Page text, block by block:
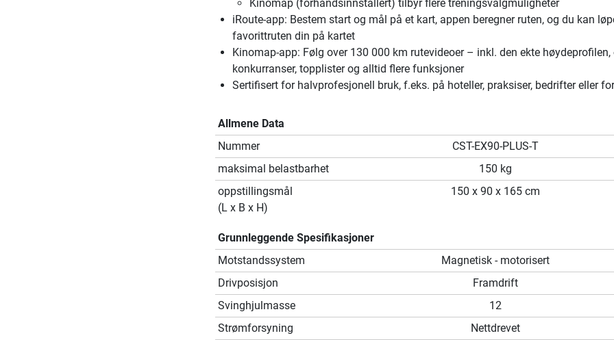
Kinomap (forhåndsinnstallert) tilbyr flere treningsvalgmuligheter
iRoute-app: Bestem start og mål på et kart, appen beregner ruten, og du kan
favorittruten din på kartet
Kinomap-app: Følg over 130 000 km rutevideoer – inkl. den ekte høydeprofilen,
konkurranser, topplister og alltid flere funksjoner
Sertifisert for halvprofesjonell bruk, f.eks. på hoteller, praksiser, bedrifter eller
Allmene Data
Nummer
CST-EX90-PLUS-T
maksimal belastbarhet
150 kg
oppstillingsmål
(L x B x H)
150 x 90 x 165 cm
Grunnleggende Spesifikasjoner
Motstandssystem
Magnetisk - motorisert
Drivposisjon
Framdrift
Svinghjulmasse
12
Strømforsyning
Nettdrevet